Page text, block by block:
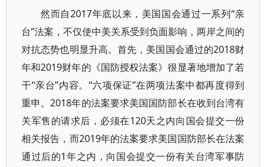
然而自2017年底以来，美国国会通过一系列“亲
台”法案，不仅使中美关系受到负面影响，两岸之间的
对抗态势也明显升高。首先，美国国会通过的2018财
年和2019财年的《国防授权法案》很显著地增加了若
干“亲台”内容。“六项保证”在两项法案中都再度得到
重申。2018年的法案要求美国国防部长在收到台湾有
关军售的请求后，必须在120天之内向国会提交一份
相关报告，而2019年的法案要求美国国防部长在法案
通过后的1年之内，向国会提交一份有关台湾军事防